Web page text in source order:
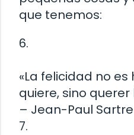
que tenemos:
6.
«La felicidad no
quiere, sino
– Jean-Paul Sartre
7.